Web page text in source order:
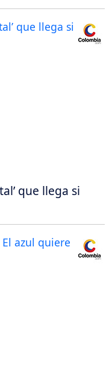
que llega si